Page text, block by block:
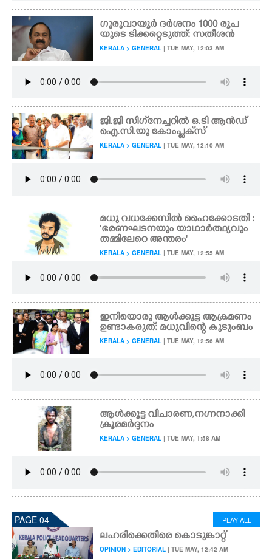
ഗുരുവായൂർ ദർശനം 1000 രൂപ
യുടെ ടിക്കറ്റെടുത്ത്: സതീശൻ
KERALA > GENERAL | TUE MAY, 12:03 AM
ജി.ജി സിഗ്‌നേച്ചറിൽ ഒ.ടി ആൻഡ്
ഐ.സി.യു കോംപ്ലക്‌സ്
KERALA > GENERAL | TUE MAY, 12:10 AM
മധു വധക്കേസിൽ ഹൈക്കോടതി :
'ഭരണഘടനയും യാഥാർത്ഥ്യവും
തമ്മിലേറെ അന്തരം'
KERALA > GENERAL | TUE MAY, 12:55 AM
ഇനിയൊരു ആൾക്കൂട്ട ആക്രമണം
ഉണ്ടാകരുത്: മധുവിന്റെ കുടുംബം
KERALA > GENERAL | TUE MAY, 12:56 AM
ആൾക്കൂട്ട വിചാരണ,​ നഗ്നനാക്കി
ക്രൂരമർദ്ദനം
KERALA > GENERAL | TUE MAY, 1:58 AM
PAGE 04 PLAY ALL
ലഹരിക്കെതിരെ കൊടുങ്കാറ്റ്
OPINION > EDITORIAL | TUE MAY, 12:42 AM